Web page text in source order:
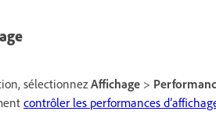
sélectionnezAffichage >
contrôler les performances